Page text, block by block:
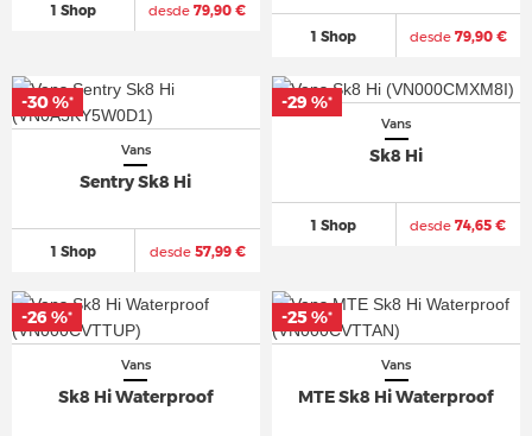
1 Shop desde 79,90 €
1 Shop desde79,90 €
Vans
Sentry Sk8 Hi
1 Shop desde57,99 €
-30 %*
Vans
Sk8 Hi
1 Shop desde 74,65 €
-29 %*
Vans
Sk8 Hi Waterproof
-26 %*
Vans
MTE Sk8 Hi Waterproof
-25 %*